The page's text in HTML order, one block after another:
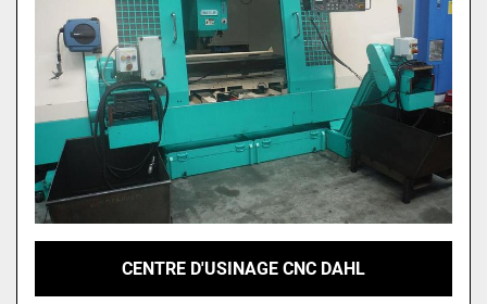
CENTRE D'USINAGE CNC DAHL